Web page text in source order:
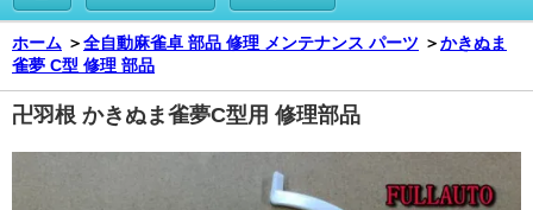
ホーム ＞全自動麻雀卓 部品 修理 メンテナンス パーツ ＞かきぬま
雀夢 C型 修理 部品
卍羽根 かきぬま雀夢C型用 修理部品